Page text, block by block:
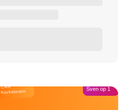
Café
Kockelmann Sven op 1